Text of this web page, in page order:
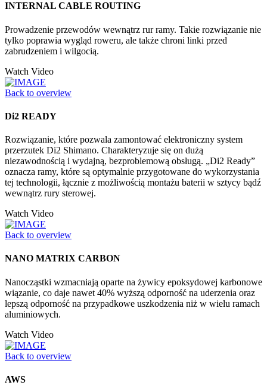
INTERNAL CABLE ROUTING
Prowadzenie przewodów wewnątrz rur ramy. Takie rozwiązanie nie
tylko poprawia wygląd roweru, ale także chroni linki przed
zabrudzeniem i wilgocią.
Watch Video
Back to overview
Di2 READY
Rozwiązanie, które pozwala zamontować elektroniczny system
przerzutek Di2 Shimano. Charakteryzuje się on dużą
niezawodnością i wydajną, bezproblemową obsługą. „Di2 Ready”
oznacza ramy, które są optymalnie przygotowane do wykorzystania
tej technologii, łącznie z możliwością montażu baterii w sztycy bądź
wewnątrz rury sterowej.
Watch Video
Back to overview
NANO MATRIX CARBON
Nanocząstki wzmacniają oparte na żywicy epoksydowej karbonowe
wiązanie, co daje nawet 40% wyższą odporność na uderzenia oraz
lepszą odporność na przypadkowe uszkodzenia niż w wielu ramach
aluminiowych.
Watch Video
Back to overview
AWS